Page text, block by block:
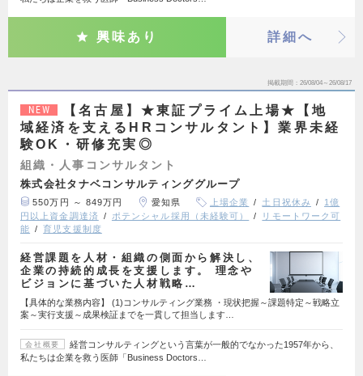
興味あり 詳細へ
掲載期間 26/08/04～26/08/17
NEW
【名古屋】★東証プライム上場★【地
域経済を支えるHRコンサルタント】業界未経
験OK・研修充実◎
組織・人事コンサルタント
株式会社タナベコンサルティンググループ
550万円 ～ 849万円 愛知県 上場企業 土日祝休み
1億
円以上資金調達済
ポテンシャル採用（未経験可）
リモートワーク可
能
育児支援制度
経営課題を人材・組織の側面から解決し、
企業の持続的成長を支援します。 理念や
ビジョンに基づいた人材戦略…
【具体的な業務内容】 (1)コンサルティング業務 ・現状把握～課題特定～戦略立
案～実行支援～成果検証までを一貫して担当します…
会社概要
経営コンサルティングという言葉が一般的でなかった1957年から、
私たちは企業を救う医師「Business Doctors…